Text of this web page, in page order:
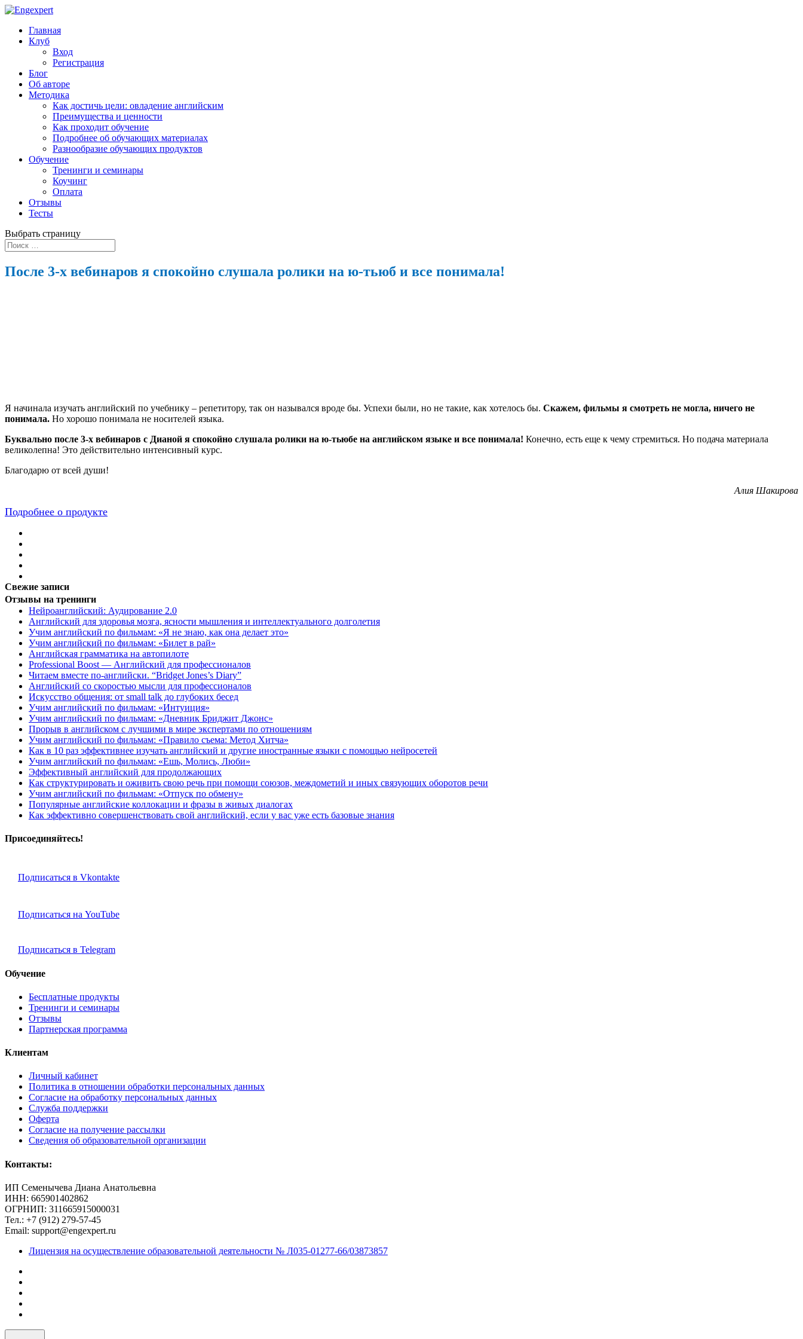
Главная
Клуб
Вход
Регистрация
Блог
Об авторе
Методика
Как достичь цели: овладение английским
Преимущества и ценности
Как проходит обучение
Подробнее об обучающих материалах
Разнообразие обучающих продуктов
Обучение
Тренинги и семинары
Коучинг
Оплата
Отзывы
Тесты
Выбрать страницу
После 3-х вебинаров я спокойно слушала ролики на ю-тьюб и все понимала!
Я начинала изучать английский по учебнику – репетитору, так он назывался вроде бы. Успехи были, но не такие, как хотелось бы. Скажем, фильмы я смотреть не могла, ничего не
понимала. Но хорошо понимала не носителей языка.
Буквально после 3-х вебинаров с Дианой я спокойно слушала ролики на ю-тьюбе на английском языке и все понимала! Конечно, есть еще к чему стремиться. Но подача материала
великолепна! Это действительно интенсивный курс.
Благодарю от всей души!
Алия Шакирова
Подробнее о продукте
Отзывы на тренинги
Свежие записи
Нейроанглийский: Аудирование 2.0
Английский для здоровья мозга, ясности мышления и интеллектуального долголетия
Учим английский по фильмам: «Я не знаю, как она делает это»
Учим английский по фильмам: «Билет в рай»
Английская грамматика на автопилоте
Professional Boost — Английский для профессионалов
Читаем вместе по-английски. “Bridget Jones’s Diary”
Английский со скоростью мысли для профессионалов
Искусство общения: от small talk до глубоких бесед
Учим английский по фильмам: «Интуиция»
Учим английский по фильмам: «Дневник Бриджит Джонс»
Прорыв в английском с лучшими в мире экспертами по отношениям
Учим английский по фильмам: «Правило съема: Метод Хитча»
Как в 10 раз эффективнее изучать английский и другие иностранные языки с помощью нейросетей
Учим английский по фильмам: «Ешь, Молись, Люби»
Эффективный английский для продолжающих
Как структурировать и оживить свою речь при помощи союзов, междометий и иных связующих оборотов речи
Учим английский по фильмам: «Отпуск по обмену»
Популярные английские коллокации и фразы в живых диалогах
Как эффективно совершенствовать свой английский, если у вас уже есть базовые знания
Присоединяйтесь!
Подписаться в Vkontakte
Подписаться на YouTube
Подписаться в Telegram
Обучение
Бесплатные продукты
Тренинги и семинары
Отзывы
Партнерская программа
Клиентам
Личный кабинет
Политика в отношении обработки персональных данных
Согласие на обработку персональных данных
Служба поддержки
Оферта
Согласие на получение рассылки
Сведения об образовательной организации
Контакты:
ИП Семенычева Диана Анатольевна
ИНН: 665901402862
ОГРНИП: 311665915000031
Тел.: +7 (912) 279-57-45
Email: support@engexpert.ru
Лицензия на осуществление образовательной деятельности № Л035-01277-66/03873857